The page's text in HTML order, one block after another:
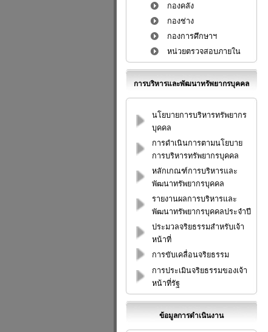
กองคลัง
กองช่าง
กองการศึกษาฯ
หน่วยตรวจสอบภายใน
การบริหารและพัฒนาทรัพยากรบุคคล
นโยบายการบริหารทรัพยากร
บุคคล
การดำเนินการตามนโยบาย
การบริหารทรัพยากรบุคคล
หลักเกณฑ์การบริหารและ
พัฒนาทรัพยากรบุคคล
รายงานผลการบริหารและ
พัฒนาทรัพยากรบุคคลประจำปี
ประมวลจริยธรรมสำหรับเจ้า
หน้าที่
การขับเคลื่อนจริยธรรม
การประเมินจริยธรรมของเจ้า
หน้าที่รัฐ
ข้อมูลการดำเนินงาน